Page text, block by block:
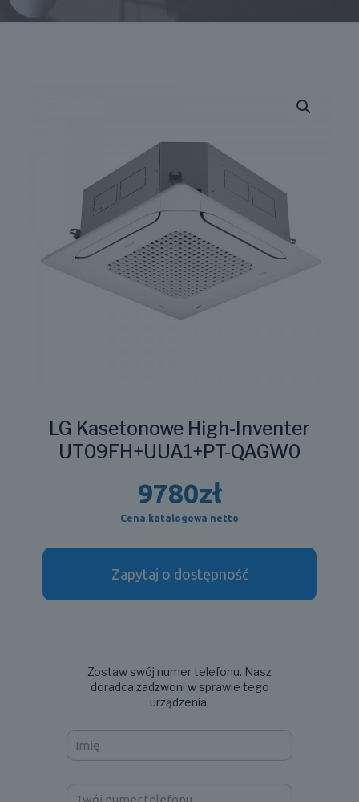
LG Kasetonowe High-Inventer
UT09FH+UUA1+PT-QAGW0
9780zł
Cena katalogowa netto
Zapytaj o dostępność
Zostaw swój numer telefonu. Nasz
doradca zadzwoni w sprawie tego
urządzenia.